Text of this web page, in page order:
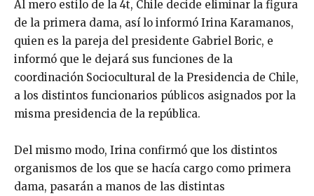
Al mero estilo de la 4t, Chile decide eliminar la figura
de la primera dama, así lo informó Irina Karamanos,
quien es la pareja del presidente Gabriel Boric, e
informó que le dejará sus funciones de la
coordinación Sociocultural de la Presidencia de Chile,
a los distintos funcionarios públicos asignados por la
misma presidencia de la república.
Del mismo modo, Irina confirmó que los distintos
organismos de los que se hacía cargo como primera
dama, pasarán a manos de las distintas